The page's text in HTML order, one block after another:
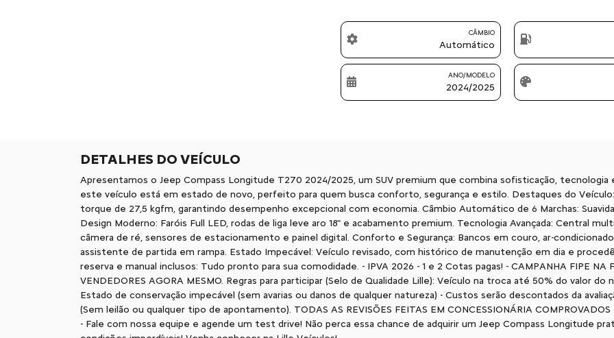
CÂMBIO
Automático
ANO/MODELO
2024/2025
DETALHES DO VEÍCULO
Apresentamos o Jeep Compass Longitude T270 2024/2025, um SUV premium que combina sofisticação, tecnologia
este veículo está em estado de novo, perfeito para quem busca conforto, segurança e estilo. Destaques do
torque de 27,5 kgfm, garantindo desempenho excepcional com economia. Câmbio Automático de 6 Marchas:
Design Moderno: Faróis Full LED, rodas de liga leve aro 18" e acabamento premium. Tecnologia Avançada: Central
câmera de ré, sensores de estacionamento e painel digital. Conforto e Segurança: Bancos em couro, ar-
assistente de partida em rampa. Estado Impecável: Veículo revisado, com histórico de manutenção em dia e
reserva e manual inclusos: Tudo pronto para sua comodidade. - IPVA 2026 - 1 e 2 Cotas pagas! - CAMPANHA FIPE NA
VENDEDORES AGORA MESMO. Regras para participar (Selo de Qualidade Lille): Veículo na troca até 50% do valor do
Estado de conservação impecável (sem avarias ou danos de qualquer natureza) - Custos serão descontados da
(Sem leilão ou qualquer tipo de apontamento). TODAS AS REVISÕES FEITAS EM CONCESSIONÁRIA
- Fale com nossa equipe e agende um test drive! Não perca essa chance de adquirir um Jeep Compass Longitude